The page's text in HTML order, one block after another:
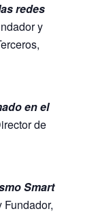
redes
y
en el
de
Smart